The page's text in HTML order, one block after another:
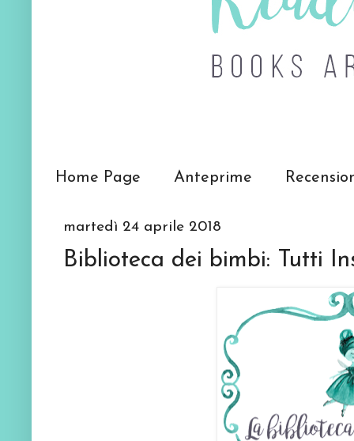
Home Page Anteprime
martedì 24 aprile 2018
Biblioteca dei bimbi: Tutti